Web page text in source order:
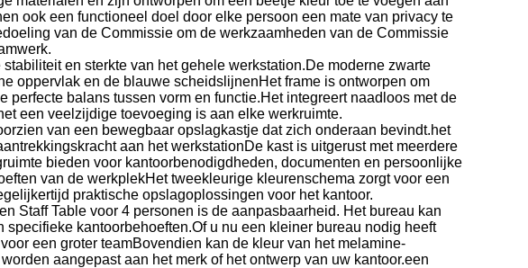
ook een functioneel doel door elke persoon een mate van privacy te
van de Commissie om de werkzaamheden van de Commissie
en sterkte van het gehele werkstation.De moderne zwarte
oppervlak en de blauwe scheidslijnenHet frame is ontworpen om
balans tussen vorm en functie.Het integreert naadloos met de
een veelzijdige toevoeging is aan elke werkruimte.
van een bewegbaar opslagkastje dat zich onderaan bevindt.het
aan het werkstationDe kast is uitgerust met meerdere
bieden voor kantoorbenodigdheden, documenten en persoonlijke
van de werkplekHet tweekleurige kleurenschema zorgt voor een
praktische opslagoplossingen voor het kantoor.
Staff Table voor 4 personen is de aanpasbaarheid. Het bureau kan
kantoorbehoeften.Of u nu een kleiner bureau nodig heeft
een groter teamBovendien kan de kleur van het melamine-
aangepast aan het merk of het ontwerp van uw kantoor.een